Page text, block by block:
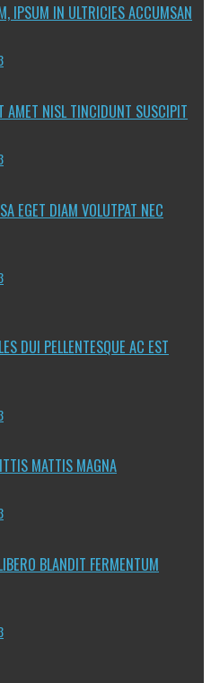
IPSUM IN ULTRICIES ACCUMSAN
AMET NISL TINCIDUNT SUSCIPIT
EGET DIAM VOLUTPAT NEC
DUI PELLENTESQUE AC EST
MATTIS MAGNA
BLANDIT FERMENTUM